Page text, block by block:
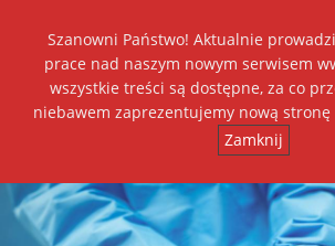
Dołącz do nas
Szanowni Państwo! Aktualnie
prace nad naszym nowym serwisem
wszystkie treści są dostępne, za co
niebawem zaprezentujemy nową stronę
Zamknij